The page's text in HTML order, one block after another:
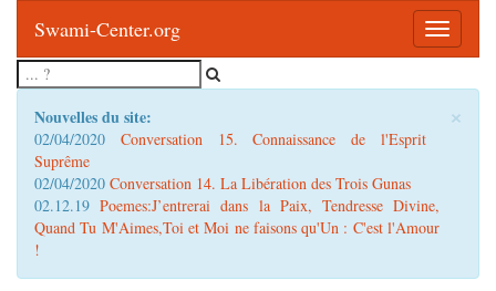
Toggle
Swami-Center.org
×
Nouvelles du site:
02/04/2020 Conversation 15. Connaissance de l'Esprit
Suprême
02/04/2020 Conversation 14. La Libération des Trois Gunas
02.12.19Poemes:J’entrerai dans la Paix, Tendresse Divine,
Quand Tu M'Aimes,Toi et Moi ne faisons qu'Un : C'est l'Amour
!